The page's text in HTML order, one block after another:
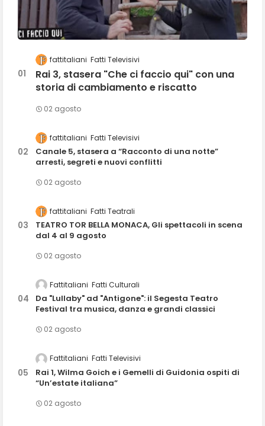
fattitaliani Fatti Televisivi
Rai 3, stasera "Che ci faccio qui" con una
storia di cambiamento e riscatto
02 agosto
fattitaliani Fatti Televisivi
Canale 5, stasera a “Racconto di una notte”
arresti, segreti e nuovi conflitti
02 agosto
fattitaliani Fatti Teatrali
TEATRO TOR BELLA MONACA, Gli spettacoli in scena
dal 4 al 9 agosto
02 agosto
Fattitaliani Fatti Culturali
Da "Lullaby" ad "Antigone": il Segesta Teatro
Festival tra musica, danza e grandi classici
02 agosto
Fattitaliani Fatti Televisivi
Rai 1, Wilma Goich e i Gemelli di Guidonia ospiti di
“Un’estate italiana”
02 agosto